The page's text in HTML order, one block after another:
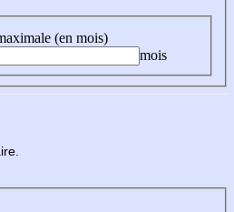
(en mois)
mois